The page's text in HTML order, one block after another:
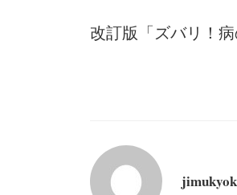
改訂版「ズバリ！